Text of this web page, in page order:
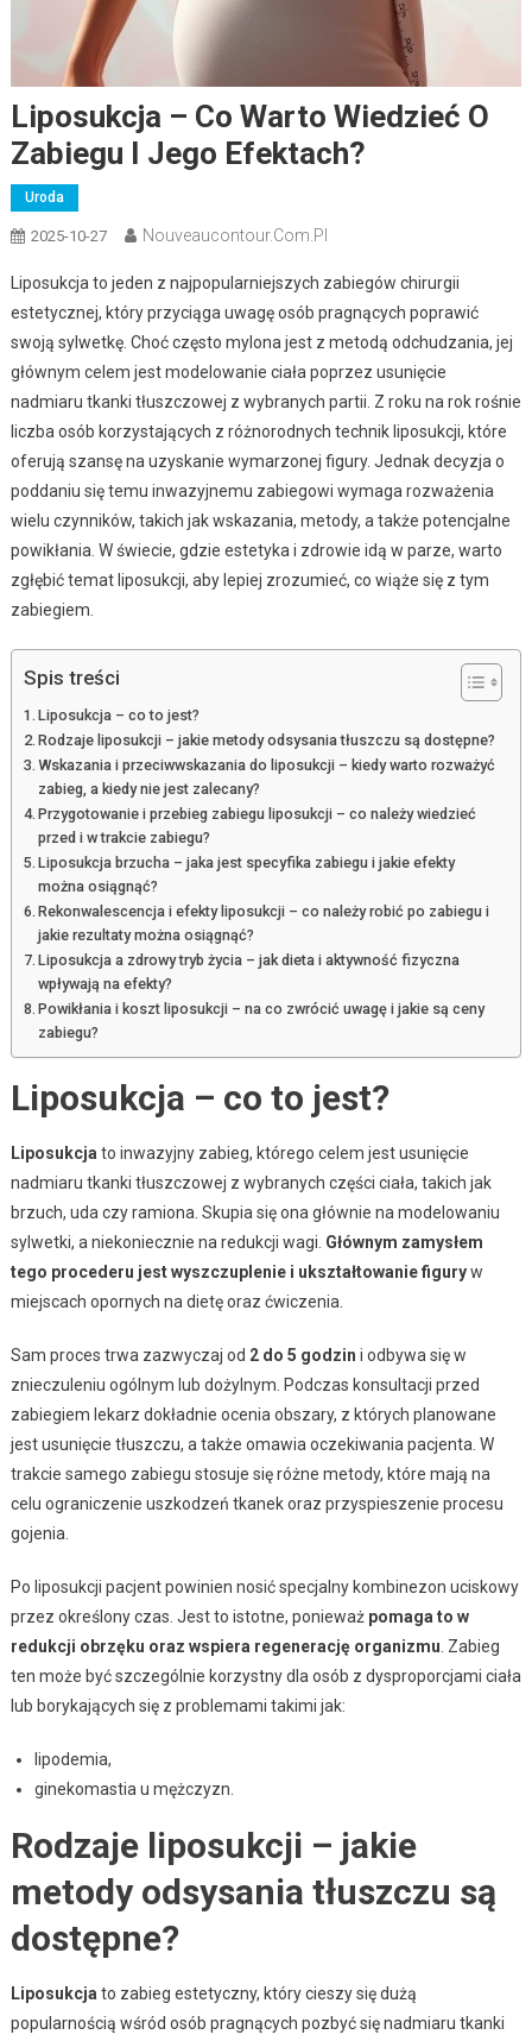
Liposukcja – Co Warto Wiedzieć O
Zabiegu I Jego Efektach?
Uroda
2025-10-27 Nouveaucontour.com.pl
Liposukcja to jeden z najpopularniejszych zabiegów chirurgii
estetycznej, który przyciąga uwagę osób pragnących poprawić
swoją sylwetkę. Choć często mylona jest z metodą odchudzania, jej
głównym celem jest modelowanie ciała poprzez usunięcie
nadmiaru tkanki tłuszczowej z wybranych partii. Z roku na rok rośnie
liczba osób korzystających z różnorodnych technik liposukcji, które
oferują szansę na uzyskanie wymarzonej figury. Jednak decyzja o
poddaniu się temu inwazyjnemu zabiegowi wymaga rozważenia
wielu czynników, takich jak wskazania, metody, a także potencjalne
powikłania. W świecie, gdzie estetyka i zdrowie idą w parze, warto
zgłębić temat liposukcji, aby lepiej zrozumieć, co wiąże się z tym
zabiegiem.
Spis treści
Liposukcja – co to jest?
Rodzaje liposukcji – jakie metody odsysania tłuszczu są dostępne?
Wskazania i przeciwwskazania do liposukcji – kiedy warto rozważyć
zabieg, a kiedy nie jest zalecany?
Przygotowanie i przebieg zabiegu liposukcji – co należy wiedzieć
przed i w trakcie zabiegu?
Liposukcja brzucha – jaka jest specyfika zabiegu i jakie efekty
można osiągnąć?
Rekonwalescencja i efekty liposukcji – co należy robić po zabiegu i
jakie rezultaty można osiągnąć?
Liposukcja a zdrowy tryb życia – jak dieta i aktywność fizyczna
wpływają na efekty?
Powikłania i koszt liposukcji – na co zwrócić uwagę i jakie są ceny
zabiegu?
Liposukcja – co to jest?
Liposukcja to inwazyjny zabieg, którego celem jest usunięcie
nadmiaru tkanki tłuszczowej z wybranych części ciała, takich jak
brzuch, uda czy ramiona. Skupia się ona głównie na modelowaniu
sylwetki, a niekoniecznie na redukcji wagi. Głównym zamysłem
tego procederu jest wyszczuplenie i ukształtowanie figuryw
miejscach opornych na dietę oraz ćwiczenia.
Sam proces trwa zazwyczaj od 2 do 5 godzin i odbywa się w
znieczuleniu ogólnym lub dożylnym. Podczas konsultacji przed
zabiegiem lekarz dokładnie ocenia obszary, z których planowane
jest usunięcie tłuszczu, a także omawia oczekiwania pacjenta. W
trakcie samego zabiegu stosuje się różne metody, które mają na
celu ograniczenie uszkodzeń tkanek oraz przyspieszenie procesu
gojenia.
Po liposukcji pacjent powinien nosić specjalny kombinezon uciskowy
przez określony czas. Jest to istotne, ponieważ pomaga to w
redukcji obrzęku oraz wspiera regenerację organizmu . Zabieg
ten może być szczególnie korzystny dla osób z dysproporcjami ciała
lub borykających się z problemami takimi jak:
lipodemia,
ginekomastia u mężczyzn.
Rodzaje liposukcji – jakie
metody odsysania tłuszczu są
dostępne?
Liposukcja to zabieg estetyczny, który cieszy się dużą
popularnością wśród osób pragnących pozbyć się nadmiaru tkanki